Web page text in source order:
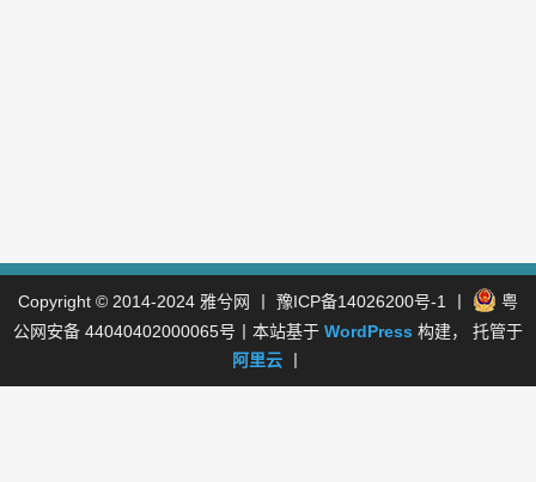
Copyright © 2014-2024 雅兮网 豫ICP备14026200号-1
粤
公网安备 44040402000065号 丨本站基于 WordPress 构建， 托管于
阿里云